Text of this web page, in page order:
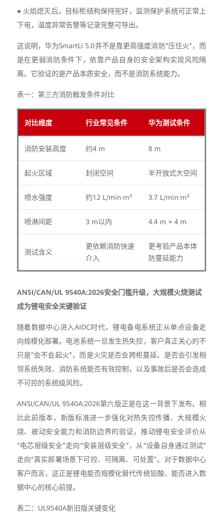
● 火焰熄灭后，目标柜结构保持完好，监测保护系统可正常上
下电，温度异常告警等记录完整可导出。
这说明，华为SmartLi 5.0并不是靠更高强度消防“压住火”，而
是在更弱消防条件下，依靠产品自身的安全架构实现风险隔
离。它验证的是产品本质安全，而不是消防系统能力。
表一：第三方消防触发条件对比
对比维度 行业常见条件 华为测试条件
消防安装高度 约4 m 8 m
起火区域 封闭空间 半开放式大空间
喷水强度 约12 L/min·m² 3.7 L/min·m²
喷淋间距 3 m以内 4.4 m × 4 m
测试含义
更依赖消防快速
介入
更考验产品本体
防蔓延能力
ANSI/CAN/UL 9540A:2026安全门槛升级，大规模火烧测试
成为锂电安全关键验证
随着数据中心进入AIDC时代，锂电备电系统正从单点设备走
向规模化部署。电池系统一旦发生热失控，客户真正关心的不
只是“会不会起火”，而是火灾是否会跨柜蔓延、是否会引发相
邻系统失效、消防系统能否有效控制，以及事故后是否会造成
不可控的系统级风险。
ANSI/CAN/UL 9540A:2026第六版正是在这一背景下发布。相
比此前版本，新版标准进一步强化对热失控传播、大规模火
烧、被动安全能力和消防边界的验证，推动锂电安全评价从
“电芯层级安全”走向“安装层级安全”，从“设备自身通过测试”
走向“真实部署场景下可控、可隔离、可处置”。对于数据中心
客户而言，这正是锂电能否规模化替代传统铅酸、能否进入数
据中心的核心前提。
表二：UL9540A新旧版关键变化